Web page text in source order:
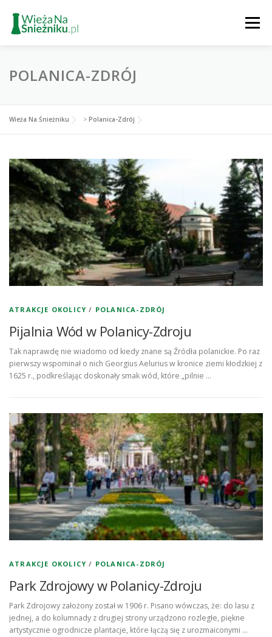
treści
Menu
PARKING INFO GALERIA
TURYSTYKA
POLANICA-ZDRÓJ
Wieża Na Śnieżniku > Polanica-Zdrój
ATRAKCJE OKOLICY / POLANICA-ZDRÓJ
Pijalnia Wód w Polanicy-Zdroju
Tak naprawdę nie wiadomo od kiedy znane są Źródła polanickie. Po raz
pierwszy wspominał o nich Georgius Aelurius w kronice ziemi kłodzkiej z
1625 r., podkreślając doskonały smak wód, które „pilnie …
ATRAKCJE OKOLICY / POLANICA-ZDRÓJ
Park Zdrojowy w Polanicy-Zdroju
Park Zdrojowy założony został w 1906 r. Pisano wówczas, że: do lasu z
jednej, a do kolumnady z drugiej strony urządzono rozległe, piękne
artystycznie ogrodnicze plantacje, które łączą się z urozmaiconymi …